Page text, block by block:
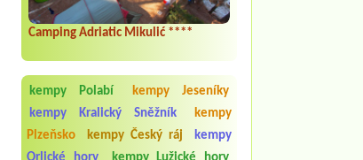
Camping Adriatic Mikulić ****
kempy Polabí
kempy Jeseníky
kempy Kralický Sněžník
kempy
Plzeňsko
kempy Český ráj
kempy